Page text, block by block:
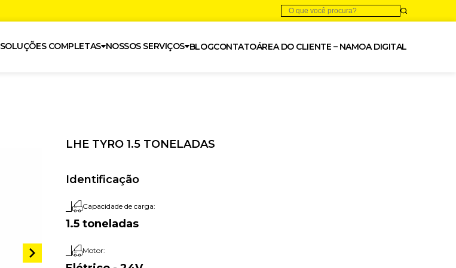
SOLUÇÕES COMPLETAS NOSSOS SERVIÇOS BLOGCONTATOÁREA DO CLIENTE – NAMOA DIGITAL
LHE TYRO 1.5 TONELADAS
Identificação
Capacidade de carga:
1.5 toneladas
Motor: